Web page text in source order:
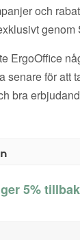
och
genom
ErgoOffice
senare för att
bra
5%